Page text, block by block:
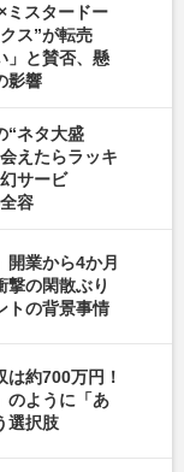
ミスタードー
ス”が転売
」と賛否、懸
影響
“ネタ大盛
えたらラッキ
サービ
容
開業から4か月
撃の閑散ぶり
トの背景事情
約700万円！
のように「あ
選択肢